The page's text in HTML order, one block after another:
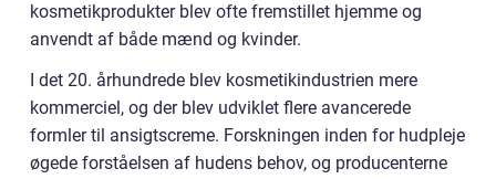
kosmetikprodukter blev ofte fremstillet hjemme og
anvendt af både mænd og kvinder.
I det 20. århundrede blev kosmetikindustrien mere
kommerciel, og der blev udviklet flere avancerede
formler til ansigtscreme. Forskningen inden for hudpleje
øgede forståelsen af hudens behov, og producenterne